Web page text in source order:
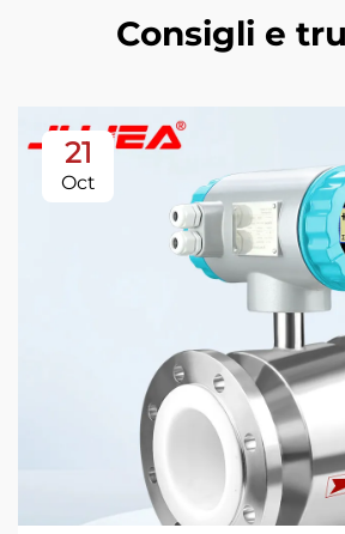
Consigli e
21
Oct